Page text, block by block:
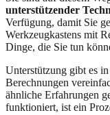
unterstützender
Verfügung, damit Sie
Werkzeugkastens mit
Dinge, die Sie tun
Unterstützung gibt es
Berechnungen
ähnliche Erfahrungen
funktioniert, ist ein